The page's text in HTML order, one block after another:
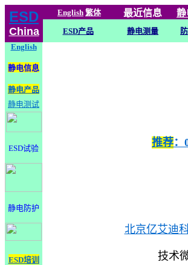
ESD
China
English 繁体 最近信息 静
ESD产品 静电测量
English
静电信息
静电产品
静电测试
ESD试验
静电防护
ESD培训
推荐
北京亿艾迪
技术